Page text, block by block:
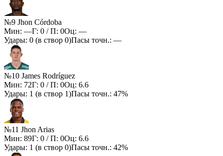
№9 Jhon Córdoba
Мин: —Г: 0 / П: 0Оц: —
Удары: 0 (в створ 0)Пасы точн.: —
№10 James Rodríguez
Мин: 72Г: 0 / П: 0Оц: 6.6
Удары: 1 (в створ 1)Пасы точн.: 47%
№11 Jhon Arias
Мин: 89Г: 0 / П: 0Оц: 6.6
Удары: 1 (в створ 0)Пасы точн.: 42%